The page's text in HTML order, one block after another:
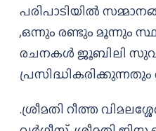
പരിപാടിയിൽ
,ഒന്നും രണ്ടും മൂന്നും
രചനകൾ ജൂബിലി
.ശ്രീമതി റീത്ത